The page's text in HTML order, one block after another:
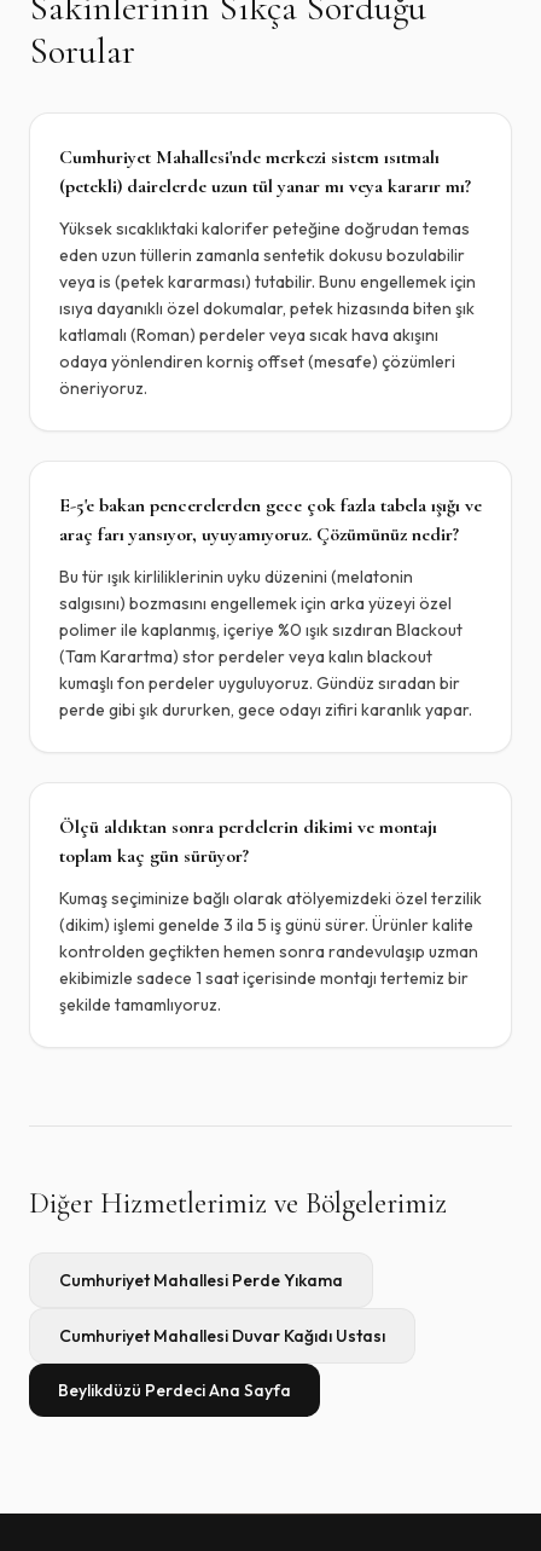
Sorular
Cumhuriyet Mahallesi'nde merkezi sistem ısıtmalı
(petekli) dairelerde uzun tül yanar mı veya kararır mı?
Yüksek sıcaklıktaki kalorifer peteğine doğrudan temas
eden uzun tüllerin zamanla sentetik dokusu bozulabilir
veya is (petek kararması) tutabilir. Bunu engellemek için
ısıya dayanıklı özel dokumalar, petek hizasında biten şık
katlamalı (Roman) perdeler veya sıcak hava akışını
odaya yönlendiren korniş offset (mesafe) çözümleri
öneriyoruz.
E-5'e bakan pencerelerden gece çok fazla tabela ışığı ve
araç farı yansıyor, uyuyamıyoruz. Çözümünüz nedir?
Bu tür ışık kirliliklerinin uyku düzenini (melatonin
salgısını) bozmasını engellemek için arka yüzeyi özel
polimer ile kaplanmış, içeriye %0 ışık sızdıran Blackout
(Tam Karartma) stor perdeler veya kalın blackout
kumaşlı fon perdeler uyguluyoruz. Gündüz sıradan bir
perde gibi şık dururken, gece odayı zifiri karanlık yapar.
Ölçü aldıktan sonra perdelerin dikimi ve montajı
toplam kaç gün sürüyor?
Kumaş seçiminize bağlı olarak atölyemizdeki özel terzilik
(dikim) işlemi genelde 3 ila 5 iş günü sürer. Ürünler kalite
kontrolden geçtikten hemen sonra randevulaşıp uzman
ekibimizle sadece 1 saat içerisinde montajı tertemiz bir
şekilde tamamlıyoruz.
Diğer Hizmetlerimiz ve Bölgelerimiz
Cumhuriyet Mahallesi Perde Yıkama
Cumhuriyet Mahallesi Duvar Kağıdı Ustası
Beylikdüzü Perdeci Ana Sayfa